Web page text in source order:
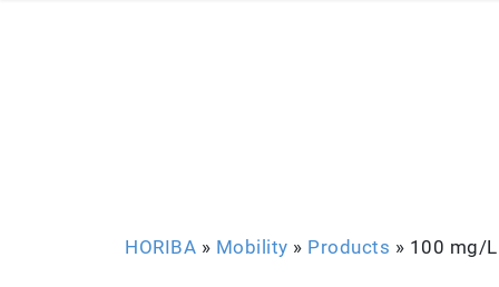
HORIBA » Mobility » Products » 100 mg/